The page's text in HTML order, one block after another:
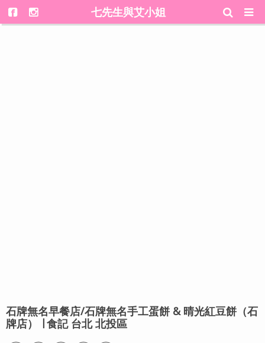
七先生與艾小姐
石牌無名早餐店/石牌無名手工蛋餅 & 晴光紅豆餅（石
牌店） ∣ 食記 台北 北投區